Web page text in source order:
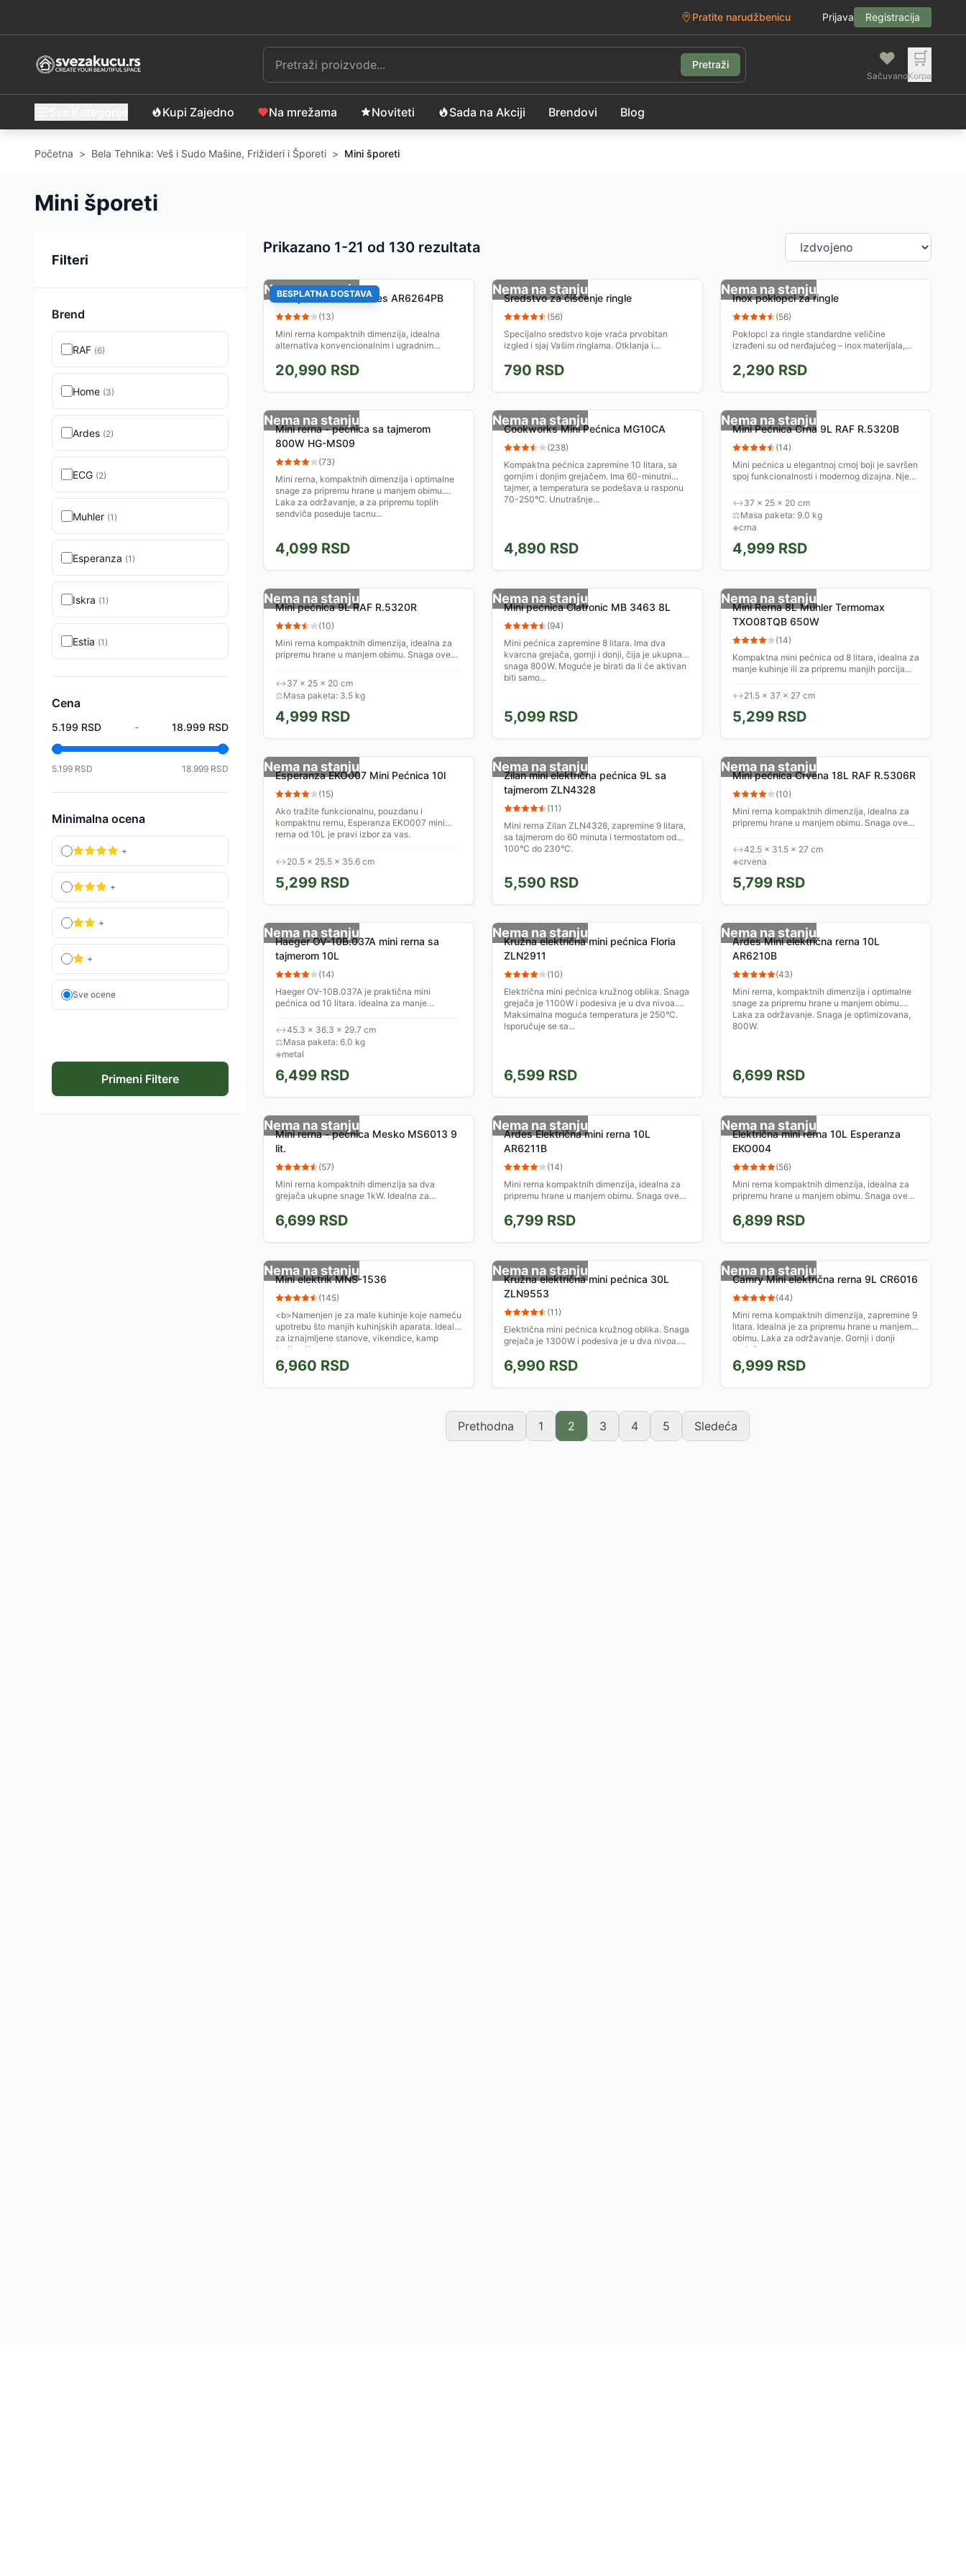
Pratite narudžbenicu Prijava Registracija
Pretraži ❤️
Sačuvano
🛒
Korpa
Kupi Zajedno Na mrežama Noviteti Sada na Akciji Brendovi Blog
Početna > Bela Tehnika: Veš i Sudo Mašine, Frižideri i Šporeti > Mini šporeti
Mini šporeti
Filteri
Brend
RAF (6)
Home (3)
Ardes (2)
ECG (2)
Muhler (1)
Esperanza (1)
Iskra (1)
Estia (1)
Cena
5.199 RSD - 18.999 RSD
5.199 RSD 18.999 RSD
Minimalna ocena
+
+
+
+
Sve ocene
Primeni Filtere
Prikazano 1-21 od 130 rezultata
Sortiranje proizvoda
BESPLATNA DOSTAVA
Nema na stanju
Mini pećnica 64L Ardes AR6264PB
(13)
Mini rerna kompaktnih dimenzija, idealna
alternativa konvencionalnim i ugradnim
njena zapremina 64 litra....
20,990 RSD
Nema na stanju
Sredstvo za čišćenje ringle
(56)
Specijalno sredstvo koje vraća prvobitan
izgled i sjaj Vašim ringlama. Otklanja i
ostavlja zaštitni...
790 RSD
Nema na stanju
Inox poklopci za ringle
(56)
Poklopci za ringle standardne veličine
izrađeni su od nerđajućeg – inox materijala,
na kondenzaciju.
2,290 RSD
Nema na stanju
Mini rerna - pećnica sa tajmerom
800W HG-MS09
(73)
Mini rerna, kompaktnih dimenzija i optimalne
snage za pripremu hrane u manjem obimu.
Laka za održavanje, a za pripremu toplih
sendviča poseduje tacnu...
4,099 RSD
Nema na stanju
Cookworks Mini Pećnica MG10CA
(238)
Kompaktna pećnica zapremine 10 litara, sa
gornjim i donjim grejačem. Ima 60-minutni
tajmer, a temperatura se podešava u rasponu
70-250°C. Unutrašnje...
4,890 RSD
Nema na stanju
Mini Pećnica Crna 9L RAF R.5320B
(14)
Mini pećnica u elegantnoj crnoj boji je savršen
spoj funkcionalnosti i modernog dizajna. Njen
u najmanje...
↔37 × 25 × 20 cm
⚖Masa paketa: 9.0 kg
◈crna
4,999 RSD
Nema na stanju
Mini pećnica 9L RAF R.5320R
(10)
Mini rerna kompaktnih dimenzija, idealna za
pripremu hrane u manjem obimu. Snaga ove
Idealna je za...
↔37 × 25 × 20 cm
⚖Masa paketa: 3.5 kg
4,999 RSD
Nema na stanju
Mini pećnica Clatronic MB 3463 8L
(94)
Mini pećnica zapremine 8 litara. Ima dva
kvarcna grejača, gornji i donji, čija je ukupna
snaga 800W. Moguće je birati da li će aktivan
biti samo...
5,099 RSD
Nema na stanju
Mini Rerna 8L Mühler Termomax
TXO08TQB 650W
(14)
Kompaktna mini pećnica od 8 litara, idealna za
manje kuhinje ili za pripremu manjih porcija
puno prostora....
↔21.5 × 37 × 27 cm
5,299 RSD
Nema na stanju
Esperanza EKO007 Mini Pećnica 10l
(15)
Ako tražite funkcionalnu, pouzdanu i
kompaktnu rernu, Esperanza EKO007 mini
rerna od 10L je pravi izbor za vas.
↔20.5 × 25.5 × 35.6 cm
5,299 RSD
Nema na stanju
Zilan mini električna pećnica 9L sa
tajmerom ZLN4328
(11)
Mini rerna Zilan ZLN4328, zapremine 9 litara,
sa tajmerom do 60 minuta i termostatom od
100°C do 230°C.
5,590 RSD
Nema na stanju
Mini pećnica Crvena 18L RAF R.5306R
(10)
Mini rerna kompaktnih dimenzija, idealna za
pripremu hrane u manjem obimu. Snaga ove
litara. Idealna je za...
↔42.5 × 31.5 × 27 cm
◈crvena
5,799 RSD
Nema na stanju
Haeger OV-10B.037A mini rerna sa
tajmerom 10L
(14)
Haeger OV-10B.037A je praktična mini
pećnica od 10 litara. Idealna za manje
termostatom i tajmerom. Sa dvostrukim...
↔45.3 × 36.3 × 29.7 cm
⚖Masa paketa: 6.0 kg
◈metal
6,499 RSD
Nema na stanju
Kružna električna mini pećnica Floria
ZLN2911
(10)
Električna mini pećnica kružnog oblika. Snaga
grejača je 1100W i podesiva je u dva nivoa.
Maksimalna moguća temperatura je 250°C.
Isporučuje se sa...
6,599 RSD
Nema na stanju
Ardes Mini električna rerna 10L
AR6210B
(43)
Mini rerna, kompaktnih dimenzija i optimalne
snage za pripremu hrane u manjem obimu.
Laka za održavanje. Snaga je optimizovana,
800W.
6,699 RSD
Nema na stanju
Mini rerna - pećnica Mesko MS6013 9
lit.
(57)
Mini rerna kompaktnih dimenzija sa dva
grejača ukupne snage 1kW. Idealna za
6,699 RSD
Nema na stanju
Ardes Električna mini rerna 10L
AR6211B
(14)
Mini rerna kompaktnih dimenzija, idealna za
pripremu hrane u manjem obimu. Snaga ove
litara. Idealna je za...
6,799 RSD
Nema na stanju
Električna mini rerna 10L Esperanza
EKO004
(56)
Mini rerna kompaktnih dimenzija, idealna za
pripremu hrane u manjem obimu. Snaga ove
Idealna je za...
6,899 RSD
Nema na stanju
Mini elektrik MNS-1536
(145)
<b>Namenjen je za male kuhinje koje nameću
upotrebu što manjih kuhinjskih aparata. Idealn
za iznajmljene stanove, vikendice, kamp
kućice ili osobe...
6,960 RSD
Nema na stanju
Kružna električna mini pećnica 30L
ZLN9553
(11)
Električna mini pećnica kružnog oblika. Snaga
grejača je 1300W i podesiva je u dva nivoa.
prozorčićem na...
6,990 RSD
Nema na stanju
Camry Mini električna rerna 9L CR6016
(44)
Mini rerna kompaktnih dimenzija, zapremine 9
litara. Idealna je za pripremu hrane u manjem
obimu. Laka za održavanje. Gornji i donji
grejač se mogu...
6,999 RSD
Prethodna 1 2 3 4 5 Sledeća